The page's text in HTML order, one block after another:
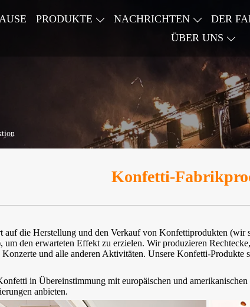
PRODUKTE NACHRICHTEN DER
ÜBER UNS
Konfetti-
die Herstellung und den Verkauf von Konfettiprodukten
den erwarteten Effekt zu erzielen. Wir produzieren
und alle anderen Aktivitäten. Unsere Konfetti-Produkte
in Übereinstimmung mit europäischen und
anbieten.